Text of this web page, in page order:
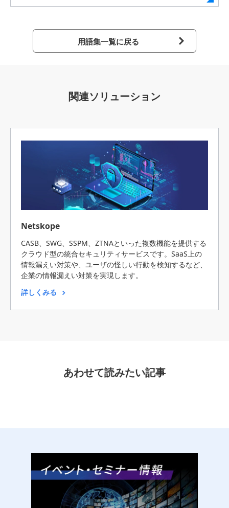
用語集一覧に戻る
関連ソリューション
Netskope
CASB、SWG、SSPM、ZTNAといった複数機能を提供する
クラウド型の統合セキュリティサービスです。SaaS上の
情報漏えい対策や、ユーザの怪しい行動を検知するなど、
企業の情報漏えい対策を実現します。
詳しくみる
あわせて読みたい記事